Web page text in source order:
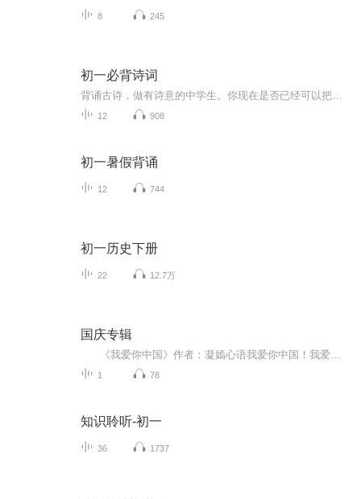
8 245
初一必背诗词
12 908
初一暑假背诵
12 744
初一历史下册
22 12.7万
国庆专辑
1 78
知识聆听-初一
36 1737